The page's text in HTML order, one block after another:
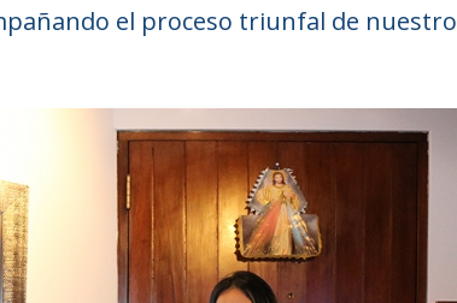
el proceso triunfal de nuestro